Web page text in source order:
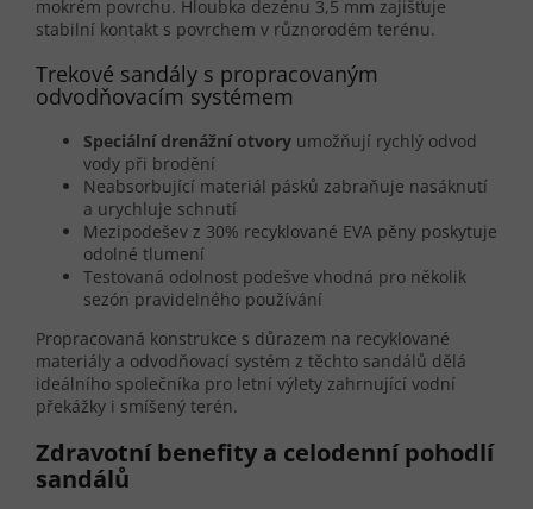
mokrém povrchu. Hloubka dezénu 3,5 mm zajišťuje
stabilní kontakt s povrchem v různorodém terénu.
Trekové sandály s propracovaným
odvodňovacím systémem
Speciální drenážní otvory umožňují rychlý odvod
vody při brodění
Neabsorbující materiál pásků zabraňuje nasáknutí
a urychluje schnutí
Mezipodešev z 30% recyklované EVA pěny poskytuje
odolné tlumení
Testovaná odolnost podešve vhodná pro několik
sezón pravidelného používání
Propracovaná konstrukce s důrazem na recyklované
materiály a odvodňovací systém z těchto sandálů dělá
ideálního společníka pro letní výlety zahrnující vodní
překážky i smíšený terén.
Zdravotní benefity a celodenní pohodlí
sandálů